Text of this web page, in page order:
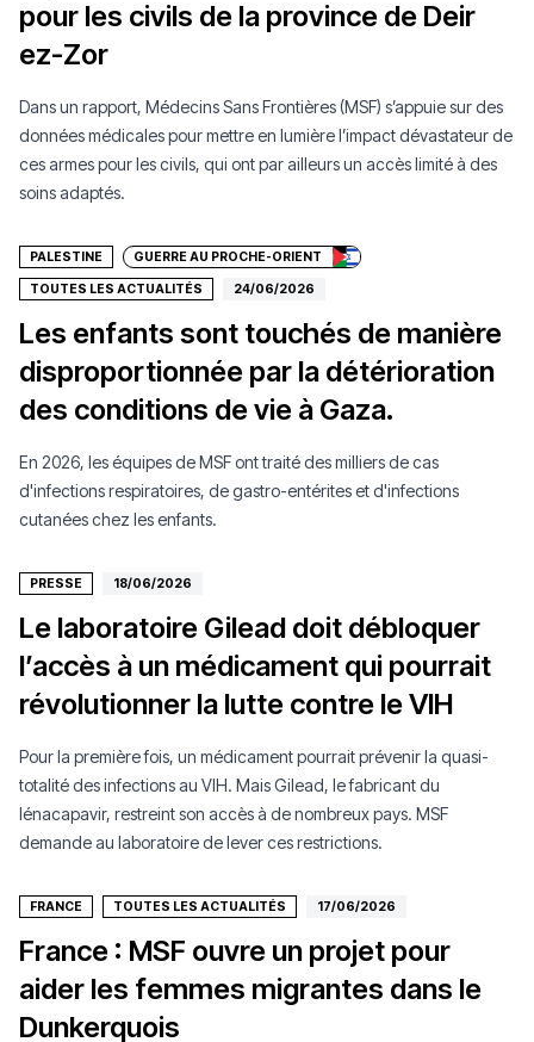
pour les civils de la province de Deir
ez-Zor
Dans un rapport, Médecins Sans Frontières (MSF) s’appuie sur des
données médicales pour mettre en lumière l’impact dévastateur de
ces armes pour les civils, qui ont par ailleurs un accès limité à des
soins adaptés.
Faire un don
PALESTINE GUERRE AU PROCHE-ORIENT
TOUTES LES ACTUALITÉS 24/06/2026
Les enfants sont touchés de manière
disproportionnée par la détérioration
des conditions de vie à Gaza.
En 2026, les équipes de MSF ont traité des milliers de cas
d'infections respiratoires, de gastro-entérites et d'infections
cutanées chez les enfants.
PRESSE 18/06/2026
Le laboratoire Gilead doit débloquer
l’accès à un médicament qui pourrait
révolutionner la lutte contre le VIH
Pour la première fois, un médicament pourrait prévenir la quasi-
totalité des infections au VIH. Mais Gilead, le fabricant du
lénacapavir, restreint son accès à de nombreux pays. MSF
demande au laboratoire de lever ces restrictions.
FRANCE TOUTES LES ACTUALITÉS 17/06/2026
France : MSF ouvre un projet pour
aider les femmes migrantes dans le
Dunkerquois